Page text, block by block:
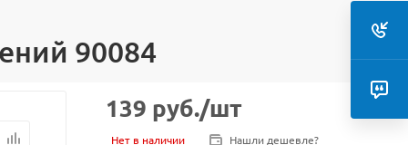
90084
139 руб./шт
Нет в наличии Нашли дешевле?